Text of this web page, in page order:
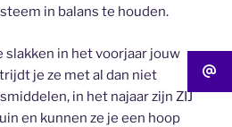
in balans te houden.
slakken in het voorjaar jouw
je ze met al dan niet
in het najaar zijn ZIJ
en kunnen ze je een hoop